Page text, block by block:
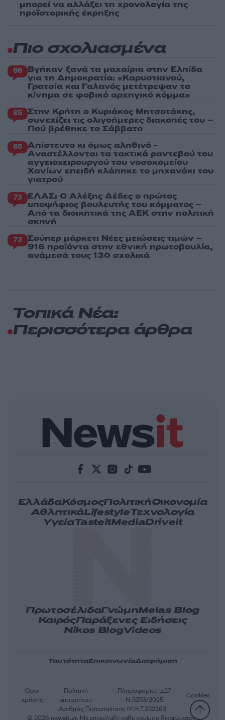
μπορεί να αλλάξει τη χρονολογία της
προϊστορικής έκρηξης
Πιο σχολιασμένα
96 Βγήκαν ξανά τα μαχαίρια στην Ελπίδα
για τη Δημοκρατία: «Καρυστιανού,
Γρατσία και Γαλανός μετέτρεψαν το
κίνημα σε φοβικό αρχηγικό κόμμα»
85 Στην Κρήτη ο Κυριάκος Μητσοτάκης,
συνεχίζει τις ολιγοήμερες διακοπές του –
Πού βρέθηκε το Σάββατο
85 Απίστευτο κι όμως αληθινό -
Aναστέλλονται τα τακτικά ραντεβού του
αγγειοχειρουργού του νοσοκομείου
Χανίων επειδή κλάπηκε το μηχανάκι του
γιατρού
73 ΕΛΑΣ: Ο Αλέξης Δέδες ο πρώτος
υποψήφιος βουλευτής του κόμματος –
Από τα διοικητικά της ΑΕΚ στην πολιτική
σκηνή
73 Σούπερ μάρκετ: Νέες μειώσεις τιμών –
916 προϊόντα στην εθνική πρωτοβουλία,
ανάμεσά τους 130 σχολικά
Τοπικά Νέα:
Περισσότερα άρθρα
ΕλλάδαΚόσμοςΠολιτικήΟικονομία
ΑθλητικάLifestyleΤεχνολογία
ΥγείαTasteitMediaDriveit
ΠρωτοσέλιδαΓνώμηMelas Blog
ΚαιρόςΠαράξενες Ειδήσεις
Nikos BlogVideos
ΤαυτότηταΕπικοινωνίαΔιαφήμιση
Αριθμός Πιστοποίησης Μ.Η.Τ.232163
Όροι
χρήσης
Πολιτική
απορρήτου
Πληροφορίες α.27
Ν.5253/2025
Cookies
© 2026 newsit.gr. Με επιφύλαξη κάθε νομίμου δικαιώματος.